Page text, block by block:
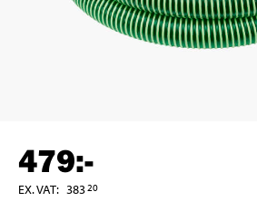
479:-
EX. VAT: 38320